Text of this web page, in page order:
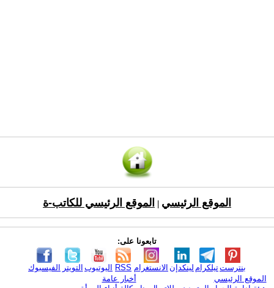
الموقع الرئيسي الموقع الرئيسي للكاتب-ة
تابعونا على:
الفيسبوك التويتر اليوتيوب RSS الانستغرام لينكدإن تيلكرامبنترست
الموقع الرئيسي
أخبار عامة